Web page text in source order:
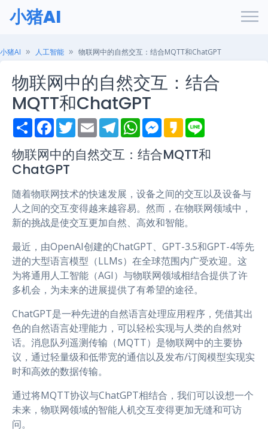
小猪AI
小猪AI 人工智能 物联网中的自然交互：结合MQTT和ChatGPT
物联网中的自然交互：结合
MQTT和ChatGPT
S
h
r
e
F
a
e
b
o
k
T
w
t
t
E
m
i
l
T
e
e
g
m
W
h
t
s
p
M
e
s
e
e
r
K
a
a
o
e
物联网中的自然交互：结合MQTT和
ChatGPT
随着物联网技术的快速发展，设备之间的交互以及设备与
人之间的交互变得越来越容易。然而，在物联网领域中，
新的挑战是使交互更加自然、高效和智能。
最近，由OpenAI创建的ChatGPT、GPT-3.5和GPT-4等先
进的大型语言模型（LLMs）在全球范围内广受欢迎。这
为将通用人工智能（AGI）与物联网领域相结合提供了许
多机会，为未来的进展提供了有希望的途径。
ChatGPT是一种先进的自然语言处理应用程序，凭借其出
色的自然语言处理能力，可以轻松实现与人类的自然对
话。消息队列遥测传输（MQTT）是物联网中的主要协
议，通过轻量级和低带宽的通信以及发布/订阅模型实现实
时和高效的数据传输。
通过将MQTT协议与ChatGPT相结合，我们可以设想一个
未来，物联网领域的智能人机交互变得更加无缝和可访
问。